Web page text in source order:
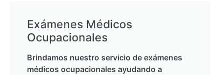
Exámenes Médicos
Ocupacionales
Brindamos nuestro servicio de exámenes
médicos ocupacionales ayudando a